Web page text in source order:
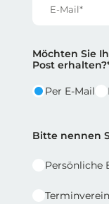
Reihe 2
Reihe 2 |
Möchten Sie
Post
Per E-Mail
Reihe 2 |
Bitte nennen
Persönliche